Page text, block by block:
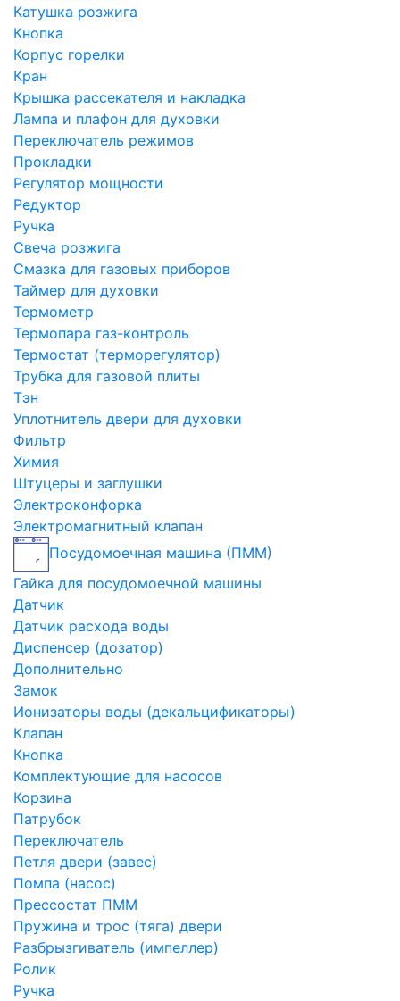
Катушка розжига
Кнопка
Корпус горелки
Кран
Крышка рассекателя и накладка
Лампа и плафон для духовки
Переключатель режимов
Прокладки
Регулятор мощности
Редуктор
Ручка
Свеча розжига
Смазка для газовых приборов
Таймер для духовки
Термометр
Термопара газ-контроль
Термостат (терморегулятор)
Трубка для газовой плиты
Тэн
Уплотнитель двери для духовки
Фильтр
Химия
Штуцеры и заглушки
Электроконфорка
Электромагнитный клапан
Посудомоечная машина (ПММ)
Гайка для посудомоечной машины
Датчик
Датчик расхода воды
Диспенсер (дозатор)
Дополнительно
Замок
Ионизаторы воды (декальцификаторы)
Клапан
Кнопка
Комплектующие для насосов
Корзина
Патрубок
Переключатель
Петля двери (завес)
Помпа (насос)
Преcсостат ПММ
Пружина и трос (тяга) двери
Разбрызгиватель (импеллер)
Ролик
Ручка